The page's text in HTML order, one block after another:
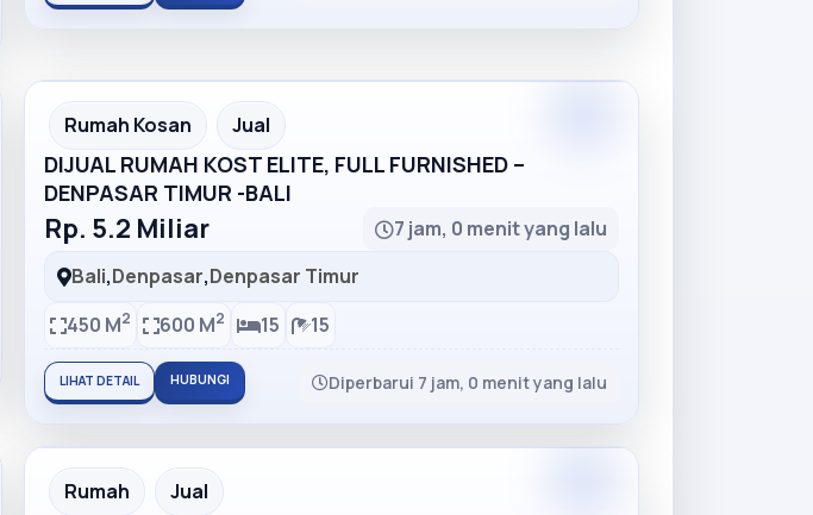
Partner Ad
Rumah Kosan Jual
DIJUAL RUMAH KOST ELITE, FULL FURNISHED –
DENPASAR TIMUR -BALI
Rp. 5.2 Miliar
7 jam, 0 menit yang lalu
Bali,Denpasar,Denpasar Timur
450 M2 600 M2 15 15
LIHAT DETAIL HUBUNGI Diperbarui 7 jam, 0 menit yang lalu
Partner Ad
Rumah Jual